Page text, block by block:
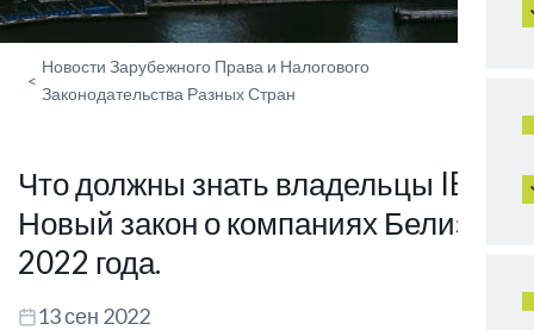
<
Новости Зарубежного Права и Налогового
Законодательства Разных Стран
Что должны знать владельцы IBC?
Новый закон о компаниях Белиза
2022 года.
13 сен 2022